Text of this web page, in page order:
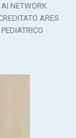
NETWORK
ARES